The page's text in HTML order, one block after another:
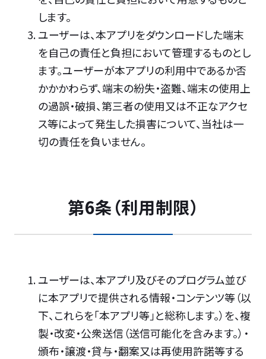
します。
ユーザーは、本アプリをダウンロードした端末
を自己の責任と負担において管理するものとし
ます。ユーザーが本アプリの利用中であるか否
かかかわらず、端末の紛失・盗難、端末の使用上
の過誤・破損、第三者の使用又は不正なアクセ
ス等によって発生した損害について、当社は一
切の責任を負いません。
第6条（利用制限）
ユーザーは、本アプリ及びそのプログラム並び
に本アプリで提供される情報・コンテンツ等（以
下、これらを「本アプリ等」と総称します。）を、複
製・改変・公衆送信（送信可能化を含みます。）・
頒布・譲渡・貸与・翻案又は再使用許諾等する